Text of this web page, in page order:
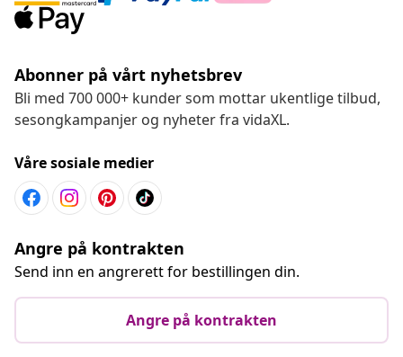
Abonner på vårt nyhetsbrev
Bli med 700 000+ kunder som mottar ukentlige tilbud,
sesongkampanjer og nyheter fra vidaXL.
Våre sosiale medier
Angre på kontrakten
Send inn en angrerett for bestillingen din.
Angre på kontrakten